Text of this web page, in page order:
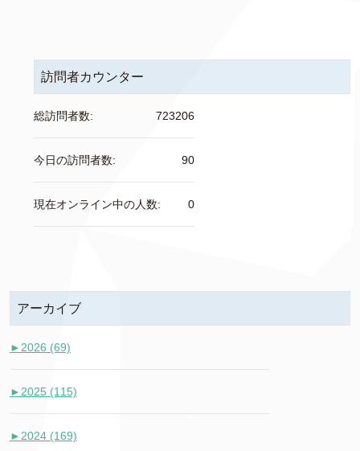
訪問者カウンター
723206
総訪問者数:
90
今日の訪問者数:
0
現在オンライン中の人数:
アーカイブ
► 2026 (69)
► 2025 (115)
► 2024 (169)